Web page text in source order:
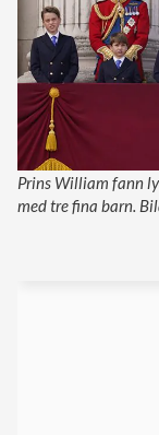
Prins William fann
med tre fina barn.